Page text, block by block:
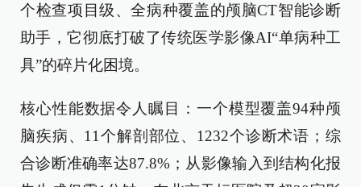
个检查项目级、全病种覆盖的颅脑CT智能诊断
助手，它彻底打破了传统医学影像AI“单病种工
具”的碎片化困境。
核心性能数据令人瞩目：一个模型覆盖94种颅
脑疾病、11个解剖部位、1232个诊断术语；综
合诊断准确率达87.8%；从影像输入到结构化报